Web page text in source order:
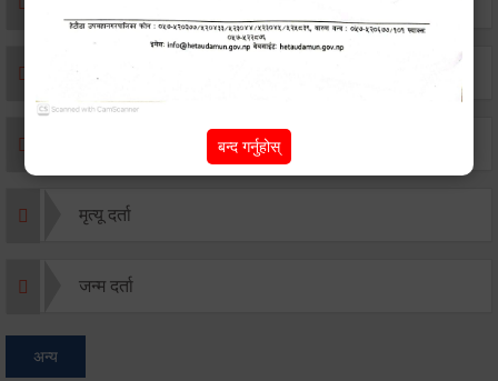
सम्बन्ध विच्छेद दर्ता
बसाइ-सराई जाने/आउने दर्ता
मृत्यू दर्ता
जन्म दर्ता
अन्य
बन्द गर्नुहोस्